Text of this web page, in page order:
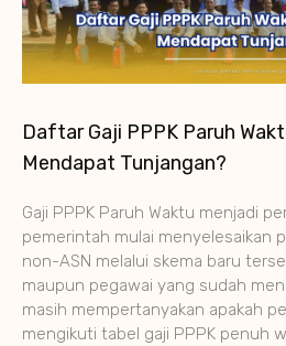
Daftar Gaji PPPK Paruh
Mendapat Tunjangan?
Gaji PPPK Paruh Waktu menjadi
pemerintah mulai menyelesaikan
non-ASN melalui skema baru
maupun pegawai yang sudah
masih mempertanyakan apakah
mengikuti tabel gaji PPPK penuh